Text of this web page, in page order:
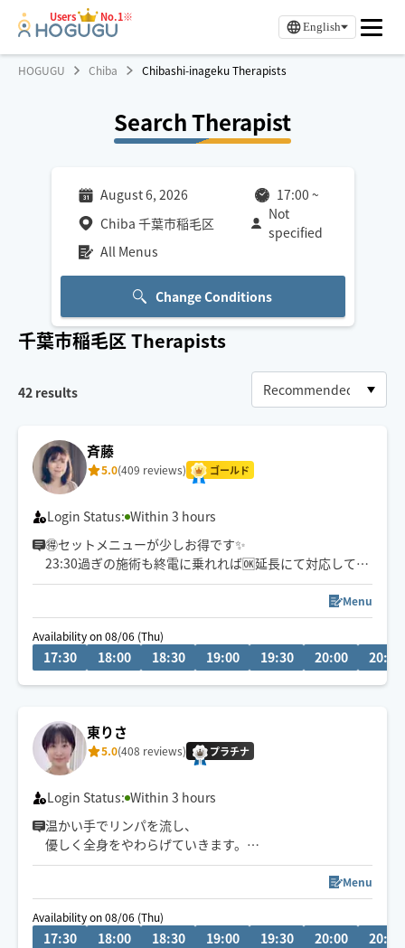
Users No.1※
English
HOGUGU Chiba Chibashi-inageku Therapists
Search Therapist
August 6, 2026 17:00 ~
Chiba 千葉市稲毛区
Not
specified
All Menus
Change Conditions
千葉市稲毛区Therapists
42 results
斉藤
5.0(409 reviews) ゴールド
Login Status: Within 3 hours
🉐セットメニューが少しお得です✨
23:30過ぎの施術も終電に乗れれば🆗延長にて対応してい
ます！
日々のお疲れが少しでも癒せますように、心を込めて施
術させて頂きます☘️
「頼んでよかった！」と思っても頂けるよう頑張ります
さい☺️
※猫🐈を飼っています。タオルは自宅洗濯のため、動物ア
レルギーの方は注意！
Menu
Availability on 08/06 (Thu)
17:30 18:00 18:30 19:00 19:30 20:00 20:30
東りさ
5.0(408 reviews) プラチナ
Login Status: Within 3 hours
温かい手でリンパを流し、
優しく全身をやわらげていきます。
ゆったりしたリズムに身をゆだねてみませんか🌿🫧
📍船橋発
Menu
Availability on 08/06 (Thu)
17:30 18:00 18:30 19:00 19:30 20:00 20:30